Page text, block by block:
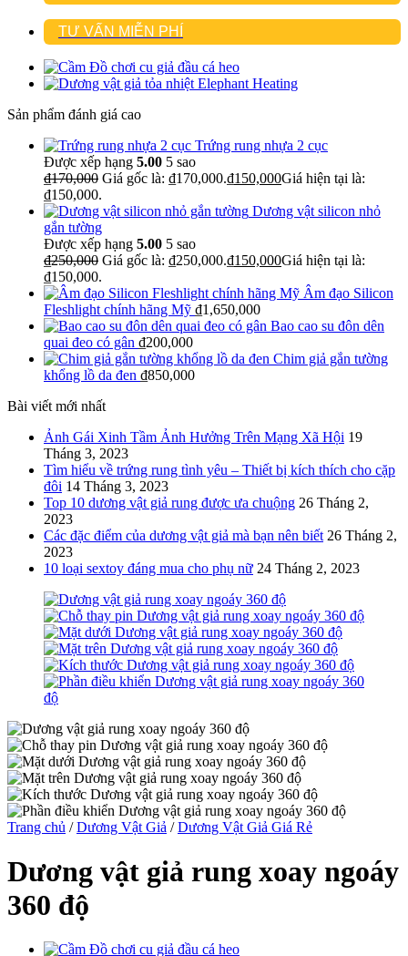
TƯ VẤN MIỄN PHÍ
Sản phẩm đánh giá cao
Trứng rung nhựa 2 cục
Được xếp hạng 5.00 5 sao
₫170,000 Giá gốc là: ₫170,000.₫150,000Giá hiện tại là:
₫150,000.
Dương vật silicon nhỏ
gắn tường
Được xếp hạng 5.00 5 sao
₫250,000 Giá gốc là: ₫250,000.₫150,000Giá hiện tại là:
₫150,000.
Âm đạo Silicon
Fleshlight chính hãng Mỹ ₫1,650,000
Bao cao su đôn dên
quai đeo có gân ₫200,000
Chim giả gắn tường
khổng lồ da đen ₫850,000
Bài viết mới nhất
Ảnh Gái Xinh Tầm Ảnh Hưởng Trên Mạng Xã Hội 19
Tháng 3, 2023
Tìm hiểu về trứng rung tình yêu – Thiết bị kích thích cho cặp
đôi 14 Tháng 3, 2023
Top 10 dương vật giả rung được ưa chuộng 26 Tháng 2,
2023
Các đặc điểm của dương vật giả mà bạn nên biết 26 Tháng 2,
2023
10 loại sextoy đáng mua cho phụ nữ 24 Tháng 2, 2023
Trang chủ / Dương Vật Giả / Dương Vật Giả Giá Rẻ
Dương vật giả rung xoay ngoáy
360 độ